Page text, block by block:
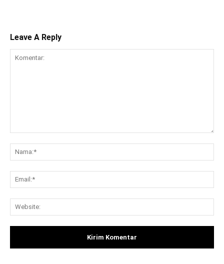
Leave A Reply